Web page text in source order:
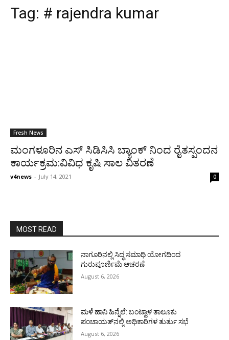
Tag: # rajendra kumar
Fresh News
ಮಂಗಳೂರಿನ ಎಸ್‌ ಸಿಡಿಸಿಸಿ ಬ್ಯಾಂಕ್‌ ನಿಂದ ರೈತಸ್ಪಂದನ
ಕಾರ್ಯಕ್ರಮ:ವಿವಿಧ ಕೃಷಿ ಸಾಲ ವಿತರಣೆ
v4news - July 14, 2021 0
MOST READ
ನಾಗೂರಿನಲ್ಲಿ ಸಿದ್ಧ ಸಮಾಧಿ ಯೋಗದಿಂದ
ಗುರುಪೂರ್ಣಿಮೆ ಆಚರಣೆ
August 6, 2026
ಮಳೆ ಹಾನಿ ಹಿನ್ನೆಲೆ: ಬಂಟ್ವಾಳ ತಾಲೂಕು
ಪಂಚಾಯತ್‌ನಲ್ಲಿ ಅಧಿಕಾರಿಗಳ ತುರ್ತು ಸಭೆ
August 6, 2026